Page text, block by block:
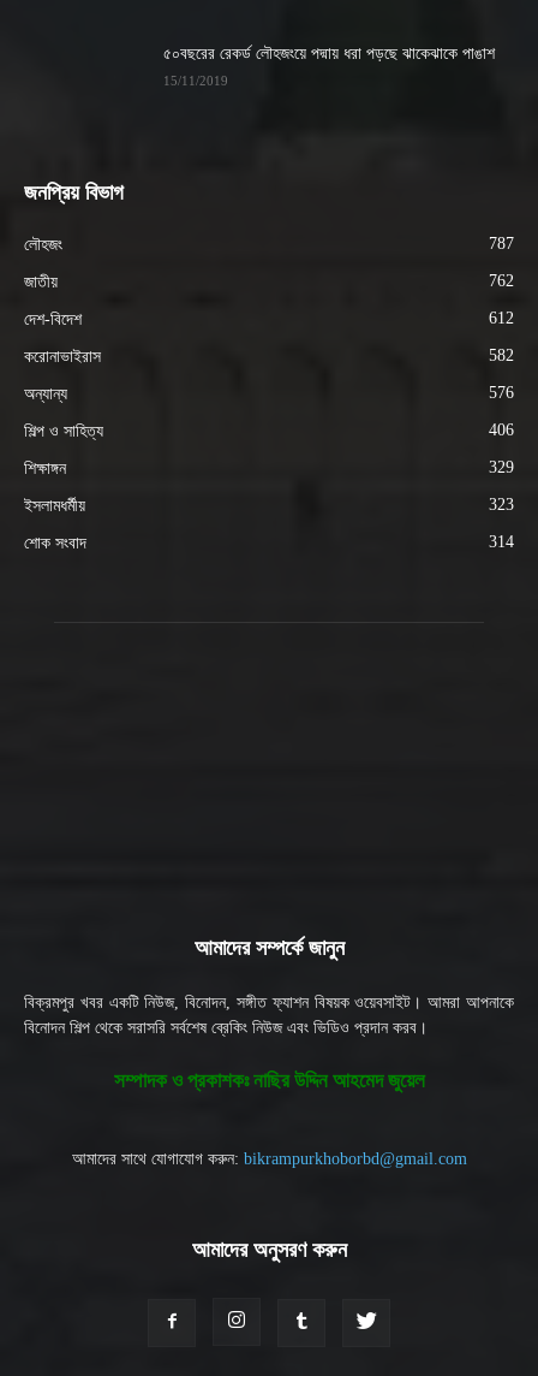
৫০বছরের রেকর্ড লৌহজংয়ে পদ্মায় ধরা পড়ছে ঝাকেঝাকে পাঙাশ
15/11/2019
জনপ্রিয় বিভাগ
লৌহজং 787
জাতীয় 762
দেশ-বিদেশ 612
করোনাভাইরাস 582
অন্যান্য 576
শিল্প ও সাহিত্য 406
শিক্ষাঙ্গন 329
ইসলামধর্মীয় 323
শোক সংবাদ 314
আমাদের সম্পর্কে জানুন
বিক্রমপুর খবর একটি নিউজ, বিনোদন, সঙ্গীত ফ্যাশন বিষয়ক ওয়েবসাইট। আমরা আপনাকে
বিনোদন শিল্প থেকে সরাসরি সর্বশেষ ব্রেকিং নিউজ এবং ভিডিও প্রদান করব।
সম্পাদক ও প্রকাশকঃ নাছির উদ্দিন আহমেদ জুয়েল
আমাদের সাথে যোগাযোগ করুন: bikrampurkhoborbd@gmail.com
আমাদের অনুসরণ করুন